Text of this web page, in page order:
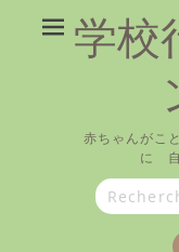
学校
赤ちゃんがこ
に 自
Search
for: